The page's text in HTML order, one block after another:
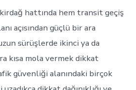
hattında hem transit geçiş
açısından güçlü bir ara
sürüşlerde ikinci ya da
kısa mola vermek dikkat
güvenliği alanındaki birçok